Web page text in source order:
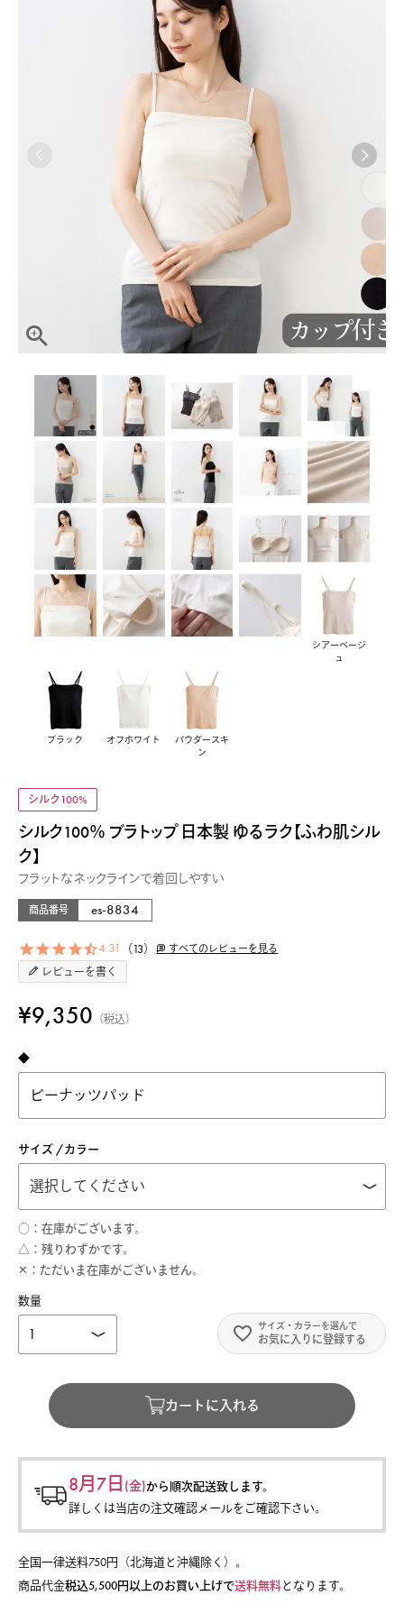
シアーベージ
ュ
ブラック オフホワイト
パウダースキ
ン
シルク100%
フラットなネックラインで着回しやすい
シルク100％ ブラトップ 日本製 ゆるラク【ふわ肌シル
ク】
商品番号 es-8834
4.31 13 すべてのレビューを見る
レビューを書く
¥9,350 税込
◆
サイズ カラー
○
在庫がございます。
△
残りわずかです。
✕
ただいま在庫がございません。
お気に入りに登録する
カートに入れる
8月7日 (金)から順次配送致します。
詳しくは当店の注文確認メールをご確認下さい。
全国一律送料750円（北海道と沖縄除く）。
商品代金税込5,500円以上のお買い上げで送料無料となります。